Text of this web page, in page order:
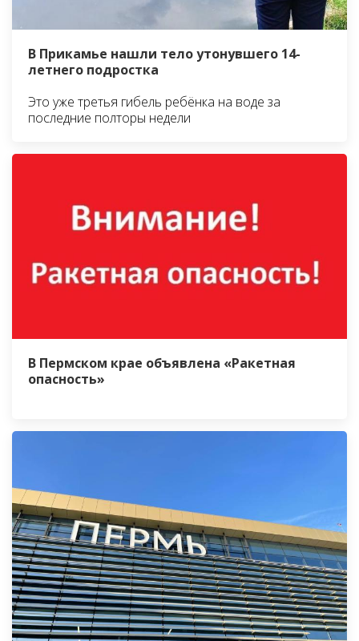
В Прикамье нашли тело утонувшего 14-
летнего подростка
Это уже третья гибель ребёнка на воде за
последние полторы недели
В Пермском крае объявлена «Ракетная
опасность»